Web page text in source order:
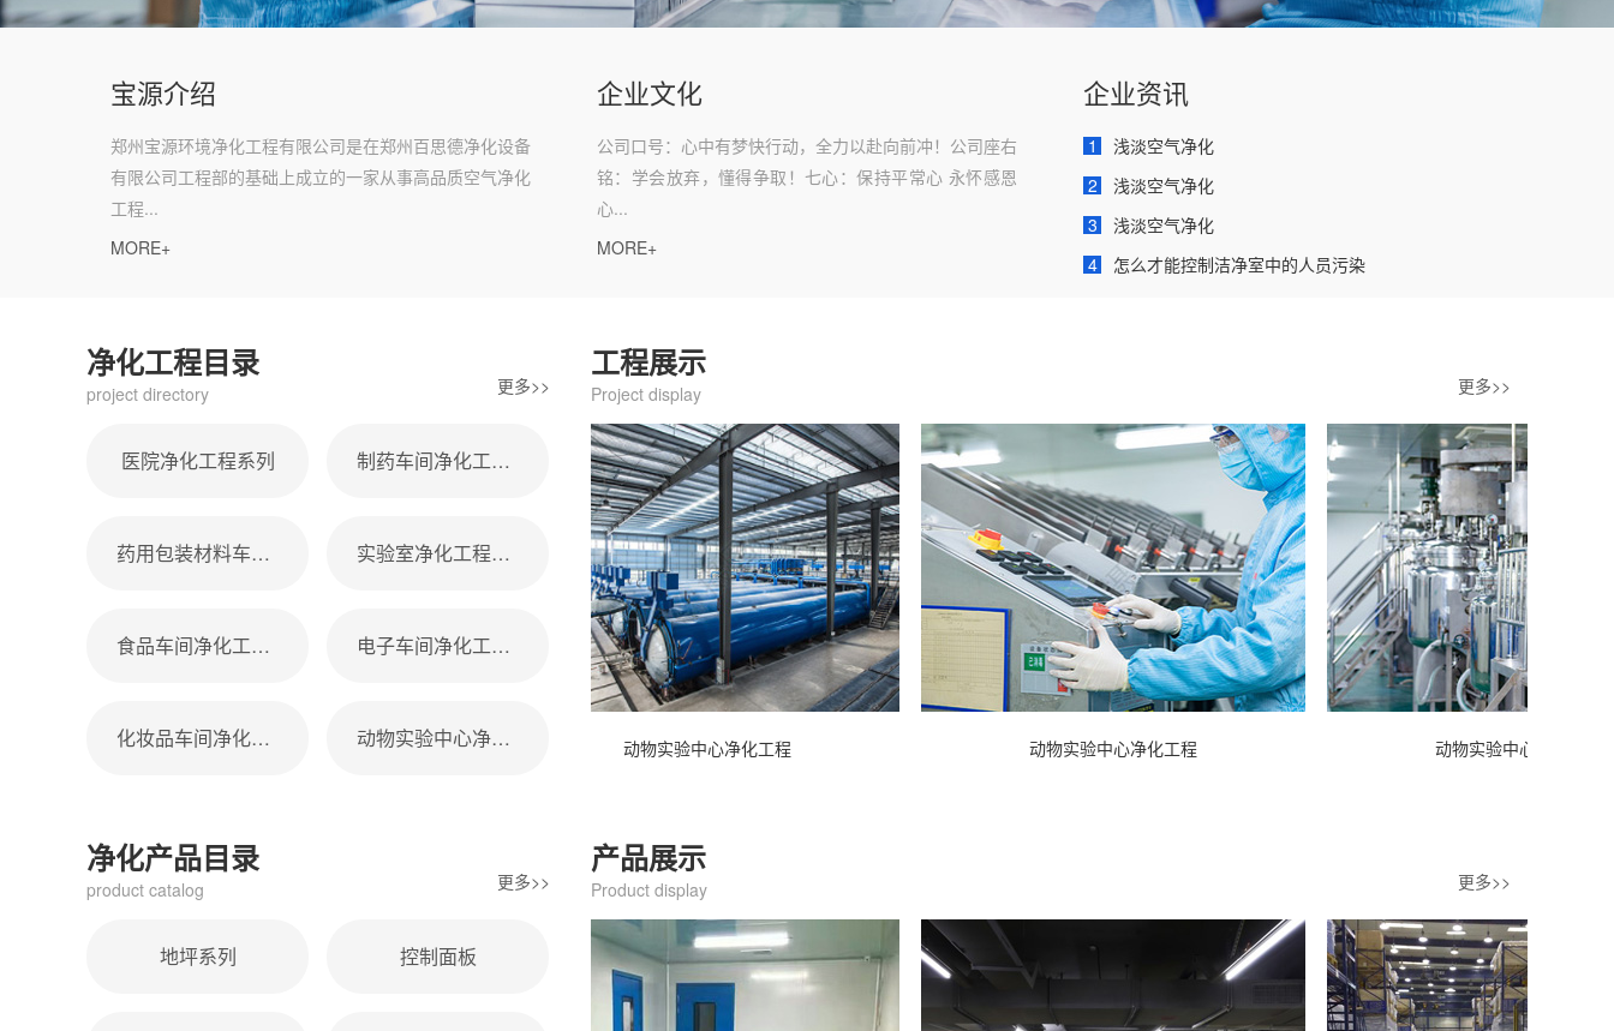
宝源介绍
郑州宝源环境净化工程有限公司是在郑州百思德净化设备
有限公司工程部的基础上成立的一家从事高品质空气净化
工程...
MORE+
企业文化
公司口号：心中有梦快行动，全力以赴向前冲！公司座右
铭：学会放弃，懂得争取！七心：保持平常心 永怀感恩
心...
MORE+
企业资讯
1
浅淡空气净化
2
浅淡空气净化
3
浅淡空气净化
4
怎么才能控制洁净室中的人员污染
净化工程目录
project directory
医院净化工程系列 制药车间净化工程系列
药用包装材料车间净化工程 实验室净化工程系列
食品车间净化工程系列 电子车间净化工程系列
化妆品车间净化工程系列 动物实验中心净化工程系列
更多>>
工程展示
Project display
动物实验中心净化工程 动物实验中心净化工程 动物实验中心净化工程 动物实验中心净化工程
更多>>
净化产品目录
product catalog
地坪系列 控制面板
更多>>
产品展示
Product display 更多>>